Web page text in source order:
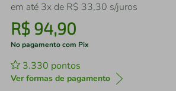
em até 3x de R$ 33,30 s/juros
R$ 94,90
No pagamento com Pix
3.330 pontos
Ver formas de pagamento